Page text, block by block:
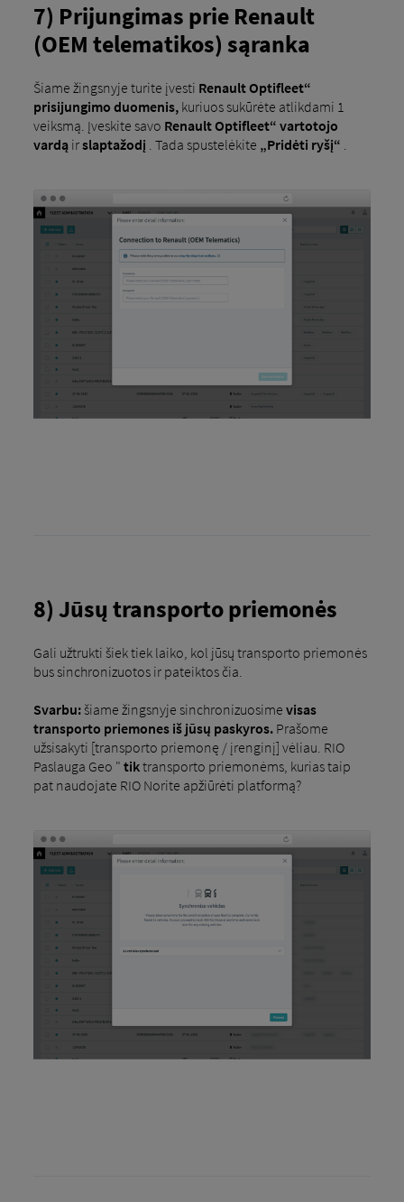
7) Prijungimas prie Renault
(OEM telematikos) sąranka
Šiame žingsnyje turite įvesti Renault Optifleet“
prisijungimo duomenis,kuriuos sukūrėte atlikdami 1
veiksmą. Įveskite savo Renault Optifleet“ vartotojo
vardąirslaptažodį . Tada spustelėkite „Pridėti ryšį“
8) Jūsų transporto priemonės
Gali užtrukti šiek tiek laiko, kol jūsų transporto priemonės
bus sinchronizuotos ir pateiktos čia.
Svarbu:šiame žingsnyje sinchronizuosime visas
transporto priemones iš jūsų paskyros.Prašome
užsisakyti [transporto priemonę / įrenginį] vėliau. RIO
Paslauga Geo " tiktransporto priemonėms, kurias taip
pat naudojate RIO Norite apžiūrėti platformą?